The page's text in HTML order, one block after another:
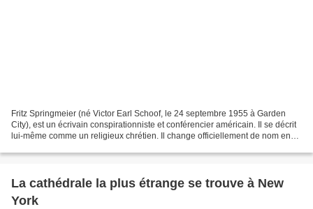
Fritz Springmeier (né Victor Earl Schoof, le 24 septembre 1955 à Garden
City), est un écrivain conspirationniste et conférencier américain. Il se décrit
lui-même comme un religieux chrétien. Il change officiellement de nom en
La cathédrale la plus étrange se trouve à New
York